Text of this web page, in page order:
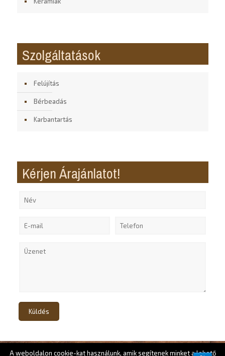
Szolgáltatások
Felújítás
Bérbeadás
Karbantartás
Kérjen Árajánlatot!
A weboldalon cookie-kat használunk, amik segítenek minket a lehető